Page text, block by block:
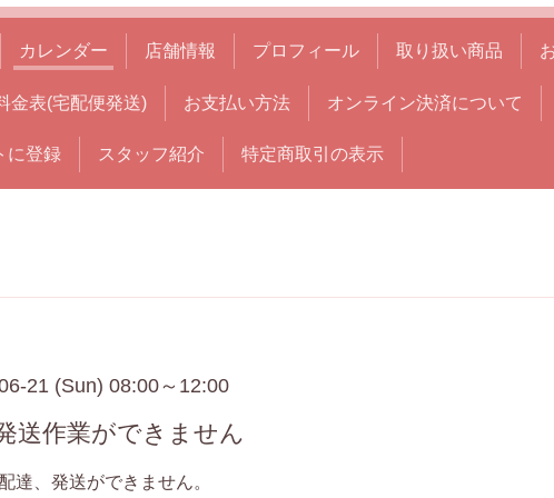
カレンダー 店舗情報 プロフィール 取り扱い商品
金表(宅配便発送) お支払い方法 オンライン決済について
に登録 スタッフ紹介 特定商取引の表示
21 (Sun) 08:00～12:00
送作業ができません
達、発送ができません。